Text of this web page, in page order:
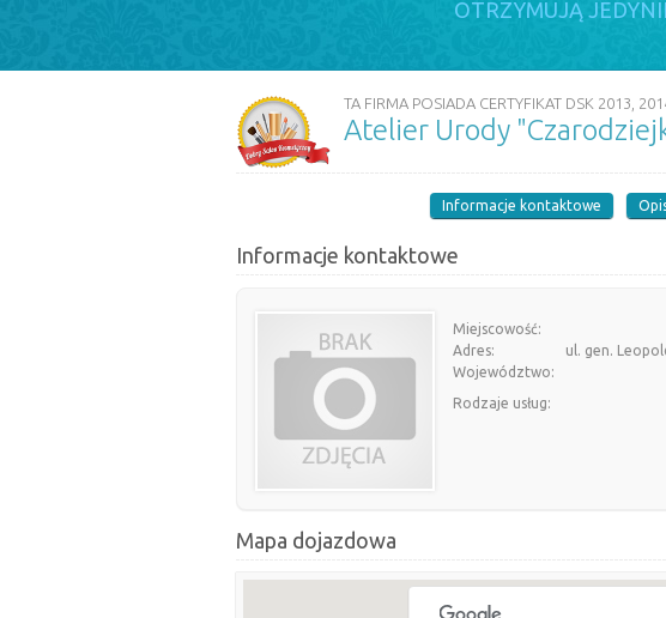
OTRZYMUJĄ
TA FIRMA POSIADA CERTYFIKAT DSK 2013,
Atelier Urody
Informacje kontaktowe
Informacje kontaktowe
Miejscowość:
Adres:
ul. gen.
Województwo:
Rodzaje usług:
Mapa dojazdowa